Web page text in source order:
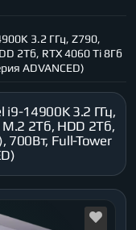
3.2 ГГц, Z790,
2Тб, RTX 4060 Ti 8Гб
ADVANCED)
14900K 3.2 ГГц,
2Тб, HDD 2Тб,
700Вт, Full-Tower